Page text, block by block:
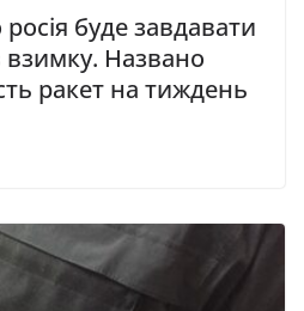
буде завдавати
взимку. Названо
ракет на тиждень